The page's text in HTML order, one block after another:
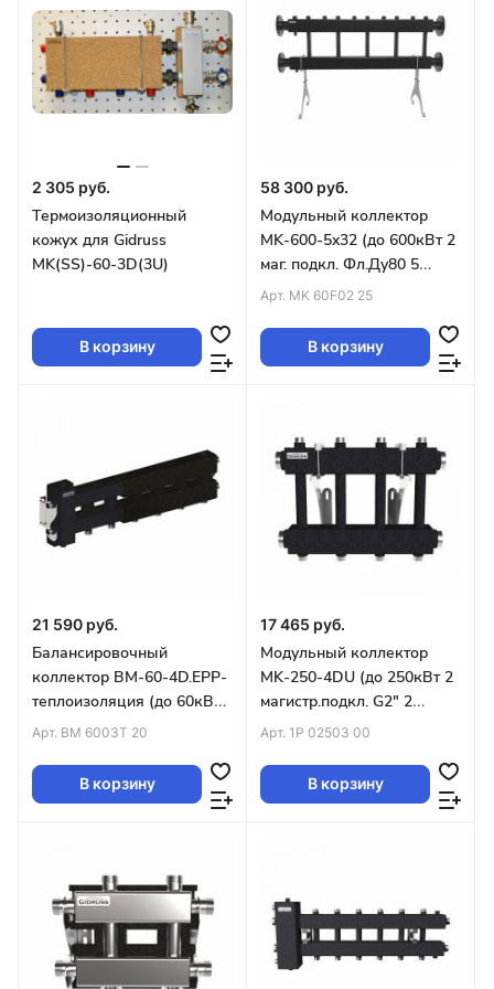
2 305 руб.
Термоизоляционный
кожух для Gidruss
MK(SS)-60-3D(3U)
В корзину
58 300 руб.
Модульный коллектор
MK-600-5x32 (до 600кВт 2
маг. подкл. Фл.Ду80 5
контуров G1¼″ вверх или
Арт. MK 60F02 25
В корзину
21 590 руб.
Балансировочный
коллектор BM-60-4D.EPP-
теплоизоляция (до 60кВт
G1″ 3+1 контура G1″ 4D-
Арт. BM 6003T 20
В корзину
17 465 руб.
Модульный коллектор
MK-250-4DU (до 250кВт 2
магистр.подкл. G2″ 2
контура G1″ вверх и 2
Арт. 1P 02503 00
В корзину